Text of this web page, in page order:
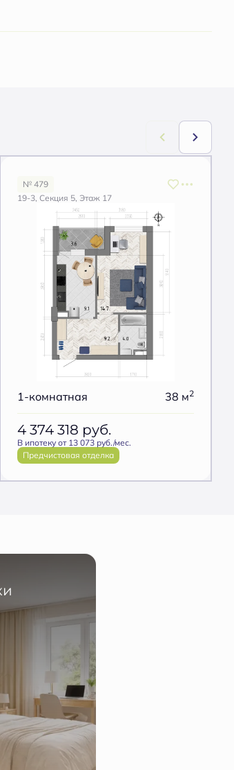
№ 479
19-3, Секция 5, Этаж 17
1-комнатная 38 м2
4 374 318 руб.
В ипотеку от 13 073 руб./мес.
Предчистовая отделка